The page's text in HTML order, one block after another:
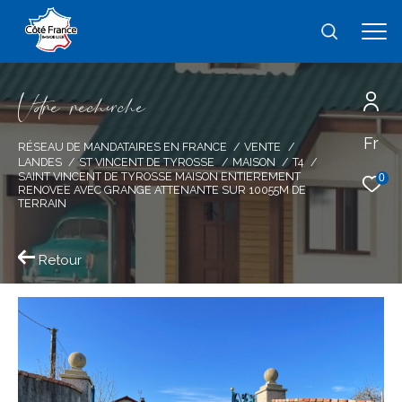
Fr
0
Vore recece
RÉSEAU DE MANDATAIRES EN FRANCE
VENTE
LANDES
ST VINCENT DE TYROSSE MAISON
T4
SAINT VINCENT DE TYROSSE MAISON ENTIEREMENT
RENOVEE AVEC GRANGE ATTENANTE SUR 10055M DE
TERRAIN
Retour
Effectuer une recherche
et trouver le bien qui correspond à vos
critères
Type
d'offre
Vente
de
bien
type de bien
Ville